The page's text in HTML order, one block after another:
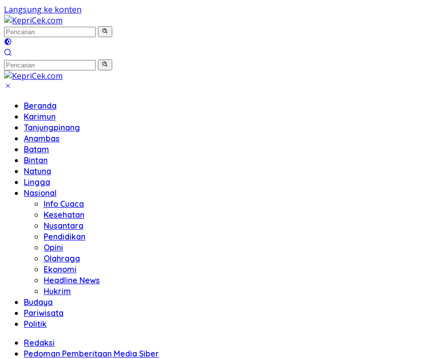
Langsung ke konten
Beranda
Karimun
Tanjungpinang
Anambas
Batam
Bintan
Natuna
Lingga
Nasional
Info Cuaca
Kesehatan
Nusantara
Pendidikan
Opini
Olahraga
Ekonomi
Headline News
Hukrim
Budaya
Pariwisata
Politik
Redaksi
Pedoman Pemberitaan Media Siber